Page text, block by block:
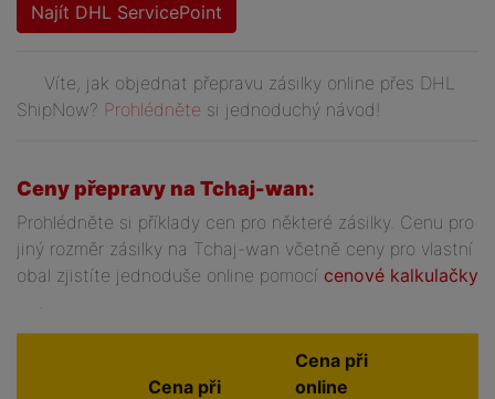
Najít DHL ServicePoint
Víte, jak objednat přepravu zásilky online přes DHL
ShipNow? Prohlédněte si jednoduchý návod!
Ceny přepravy na Tchaj-wan:
Prohlédněte si příklady cen pro některé zásilky. Cenu pro
jiný rozměr zásilky na Tchaj-wan včetně ceny pro vlastní
obal zjistíte jednoduše online pomocí cenové kalkulačky
Cena při
Cena při
online